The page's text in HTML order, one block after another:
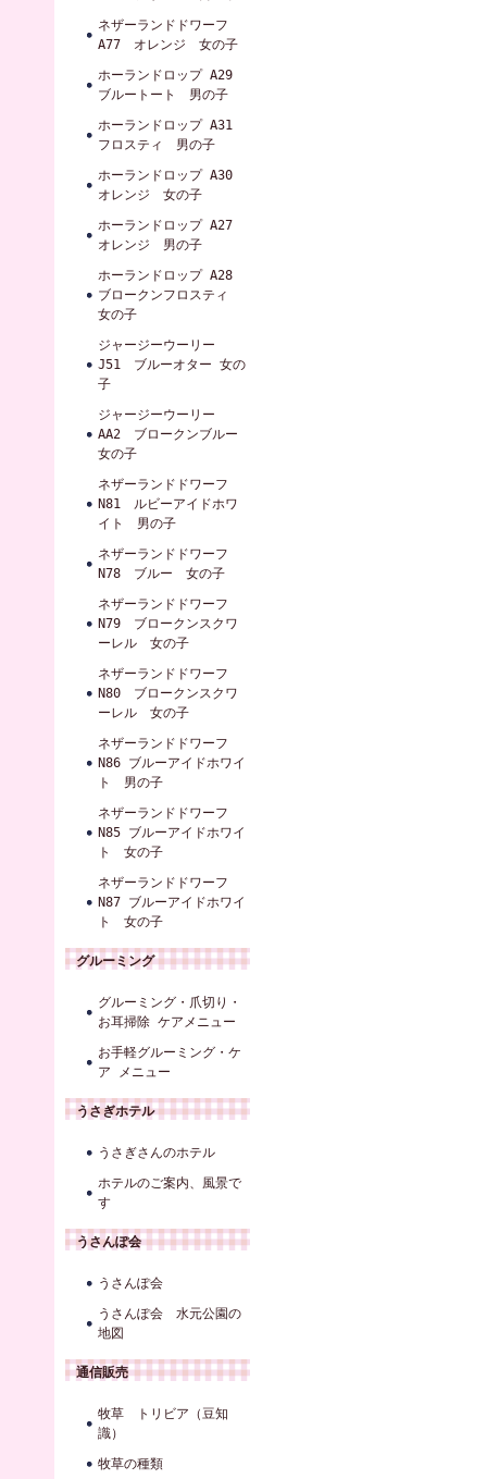
ネザーランドドワーフ
A77 オレンジ 女の子
ホーランドロップ A29
ブルートート 男の子
ホーランドロップ A31
フロスティ 男の子
ホーランドロップ A30
オレンジ 女の子
ホーランドロップ A27
オレンジ 男の子
ホーランドロップ A28
ブロークンフロスティ
女の子
ジャージーウーリー
J51 ブルーオター 女の
子
ジャージーウーリー
AA2 ブロークンブルー
女の子
ネザーランドドワーフ
N81 ルビーアイドホワ
イト 男の子
ネザーランドドワーフ
N78 ブルー 女の子
ネザーランドドワーフ
N79 ブロークンスクワ
ーレル 女の子
ネザーランドドワーフ
N80 ブロークンスクワ
ーレル 女の子
ネザーランドドワーフ
N86 ブルーアイドホワイ
ト 男の子
ネザーランドドワーフ
N85 ブルーアイドホワイ
ト 女の子
ネザーランドドワーフ
N87 ブルーアイドホワイ
ト 女の子
グルーミング
グルーミング・爪切り・
お耳掃除 ケアメニュー
お手軽グルーミング・ケ
ア メニュー
うさぎホテル
うさぎさんのホテル
ホテルのご案内、風景で
す
うさんぽ会
うさんぽ会
うさんぽ会 水元公園の
地図
通信販売
牧草 トリビア（豆知
識）
牧草の種類